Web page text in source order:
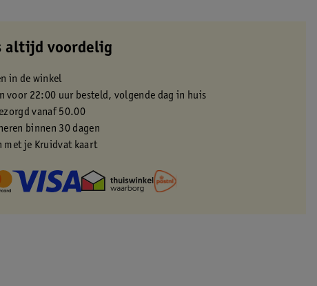
altijd voordelig
in de winkel
voor 22:00 uur besteld, volgende dag in huis
vanaf 50.00
binnen 30 dagen
met je Kruidvat kaart